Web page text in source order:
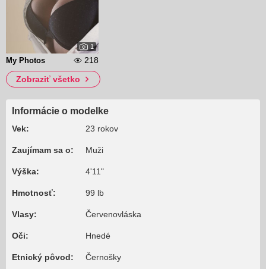
1
My Photos
218
Zobraziť všetko
Informácie o modelke
Vek: 23 rokov
Zaujímam sa o: Muži
Výška: 4'11"
Hmotnosť: 99 lb
Vlasy: Červenovláska
Oči: Hnedé
Etnický pôvod: Černošky